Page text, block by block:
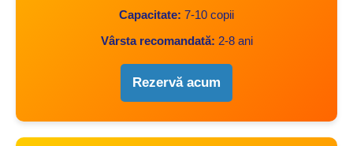
Capacitate: 7-10 copii
Vârsta recomandată: 2-8 ani
Rezervă acum